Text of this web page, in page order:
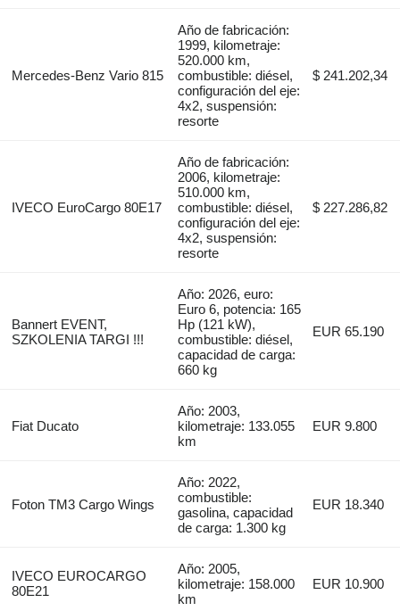
Mercedes-Benz Vario 815
Año de fabricación:
1999, kilometraje:
520.000 km,
combustible: diésel,
configuración del eje:
4x2, suspensión:
resorte
$ 241.202,34
IVECO EuroCargo 80E17
Año de fabricación:
2006, kilometraje:
510.000 km,
combustible: diésel,
configuración del eje:
4x2, suspensión:
resorte
$ 227.286,82
Bannert EVENT,
SZKOLENIA TARGI !!!
Año: 2026, euro:
Euro 6, potencia: 165
Hp (121 kW),
combustible: diésel,
capacidad de carga:
660 kg
EUR 65.190
Fiat Ducato
Año: 2003,
kilometraje: 133.055
km
EUR 9.800
Foton TM3 Cargo Wings
Año: 2022,
combustible:
gasolina, capacidad
de carga: 1.300 kg
EUR 18.340
IVECO EUROCARGO
80E21
Año: 2005,
kilometraje: 158.000
km
EUR 10.900